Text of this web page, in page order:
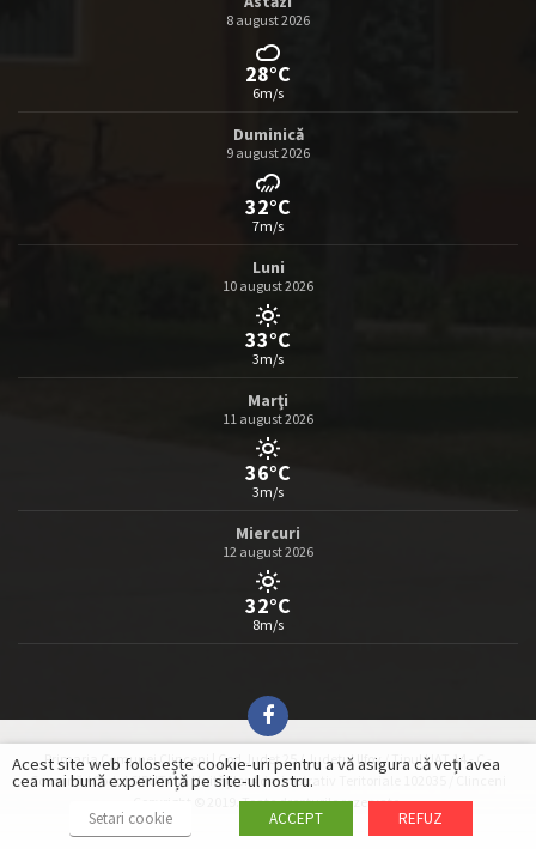
8 august 2026
28°C
6m/s
Duminică
9 august 2026
32°C
7m/s
Luni
10 august 2026
33°C
3m/s
Marţi
11 august 2026
36°C
3m/s
Miercuri
12 august 2026
32°C
8m/s
Primaria Comunei Clinceni | Cod Județ 25 / Județul Ilfov / Tipul UAT 14 - C -
Comună / Codul SIRUTA al Unităților Administrativ Teritoriale 102035 / Clinceni
Copyright © 2019. Toate drepturile rezervate.
Acest site web folosește cookie-uri pentru a vă asigura că veți avea
cea mai bună experiență pe site-ul nostru.
Setari cookie ACCEPT REFUZ